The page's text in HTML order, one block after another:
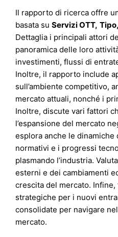
Il rapporto di ricerca offre
basata suServizi OTT, Tipo,
Dettaglia i principali attori
panoramica delle loro
investimenti, flussi di
Inoltre, il rapporto include
sull’ambiente competitivo,
mercato attuali, nonché i
Inoltre, discute vari fattori
l’espansione del mercato
esplora anche le dinamiche
normativi e i progressi
plasmando l’industria.
esterni e dei cambiamenti
crescita del mercato.
strategiche per i nuovi
consolidate per navigare
mercato.